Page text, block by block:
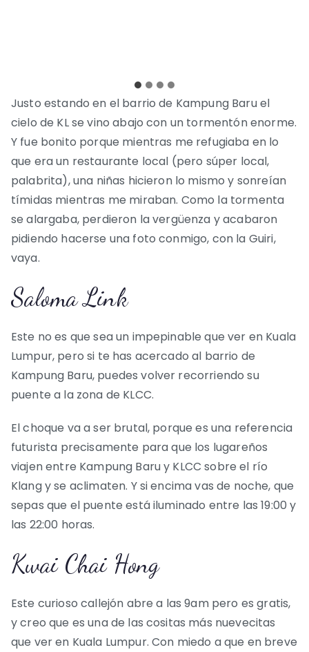
Justo estando en el barrio de Kampung Baru el
cielo de KL se vino abajo con un tormentón enorme.
Y fue bonito porque mientras me refugiaba en lo
que era un restaurante local (pero súper local,
palabrita), una niñas hicieron lo mismo y sonreían
tímidas mientras me miraban. Como la tormenta
se alargaba, perdieron la vergüenza y acabaron
pidiendo hacerse una foto conmigo, con la Guiri,
vaya.
Saloma Link
Este no es que sea un impepinable que ver en Kuala
Lumpur, pero si te has acercado al barrio de
Kampung Baru, puedes volver recorriendo su
puente a la zona de KLCC.
El choque va a ser brutal, porque es una referencia
futurista precisamente para que los lugareños
viajen entre Kampung Baru y KLCC sobre el río
Klang y se aclimaten. Y si encima vas de noche, que
sepas que el puente está iluminado entre las 19:00 y
las 22:00 horas.
Kwai Chai Hong
Este curioso callejón abre a las 9am pero es gratis,
y creo que es una de las cositas más nuevecitas
que ver en Kuala Lumpur. Con miedo a que en breve